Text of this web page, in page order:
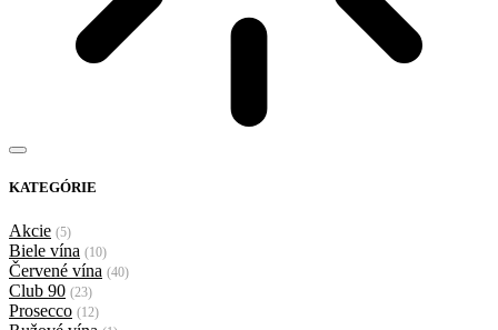
KATEGÓRIE
Akcie (5)
Biele vína (10)
Červené vína (40)
Club 90 (23)
Prosecco (12)